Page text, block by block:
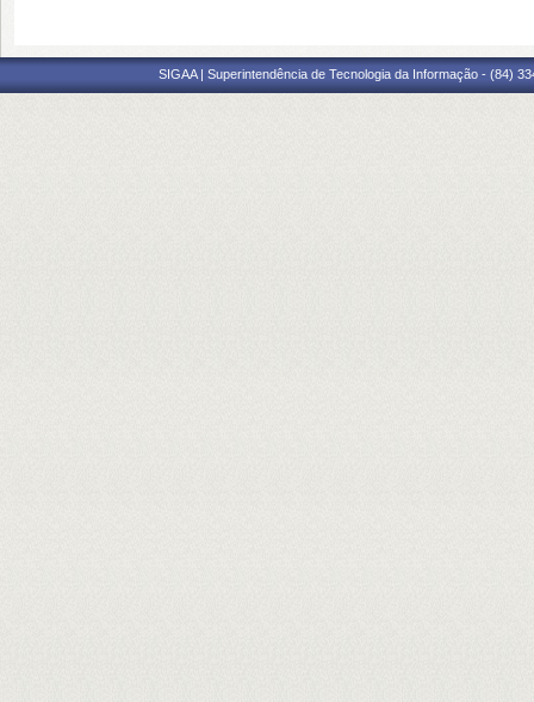
SIGAA | Superintendência de Tecnologia da Informação - (84)